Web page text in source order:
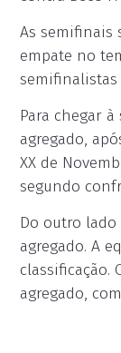
As semifinais
empate no
semifinalistas
Para chegar
agregado,
XX de
segundo
Do outro lado
agregado. A
classificação.
agregado,